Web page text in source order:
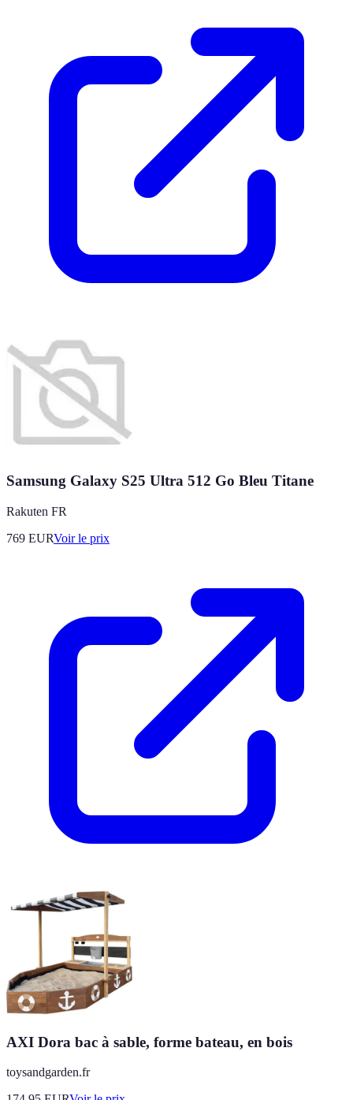
Samsung Galaxy S25 Ultra 512 Go Bleu Titane
Rakuten FR
769 EURVoir le prix
AXI Dora bac à sable, forme bateau, en bois
toysandgarden.fr